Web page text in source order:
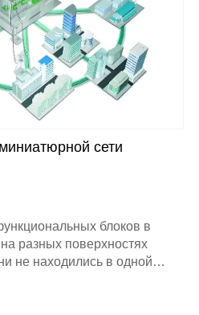
сети
блоков в
разных поверхностях
не находились в одной
питания более компактной.